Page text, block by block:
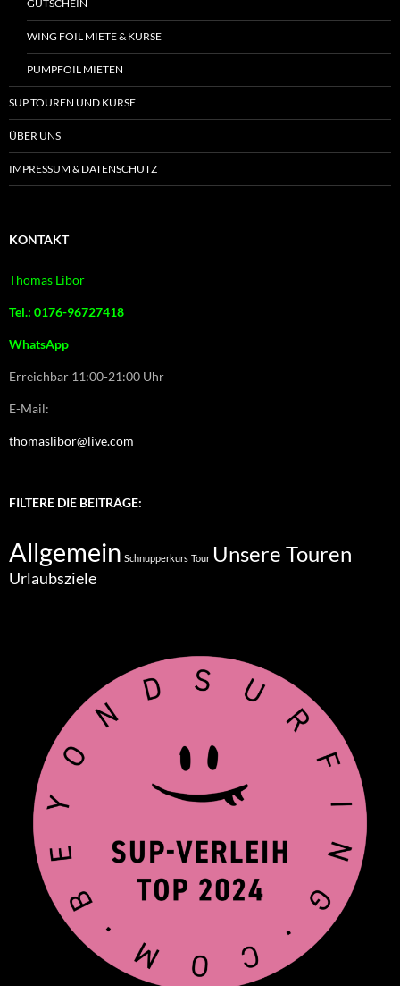
GUTSCHEIN
WING FOIL MIETE & KURSE
PUMPFOIL MIETEN
SUP TOUREN UND KURSE
ÜBER UNS
IMPRESSUM & DATENSCHUTZ
KONTAKT
Thomas Libor
Tel.: 0176-96727418
WhatsApp
Erreichbar 11:00-21:00 Uhr
E-Mail:
thomaslibor@live.com
FILTERE DIE BEITRÄGE:
Allgemein Schnupperkurs Tour Unsere Touren
Urlaubsziele